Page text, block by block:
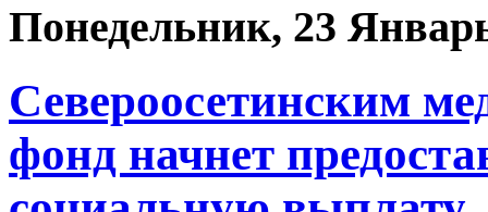
Понедельник, 23
Североосетинским
фонд начнет